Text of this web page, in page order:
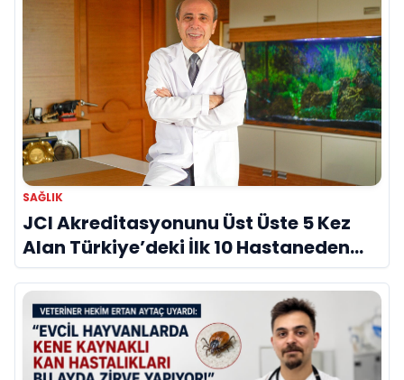
SAĞLIK
JCI Akreditasyonunu Üst Üste 5 Kez
Alan Türkiye’deki İlk 10 Hastaneden
Biri